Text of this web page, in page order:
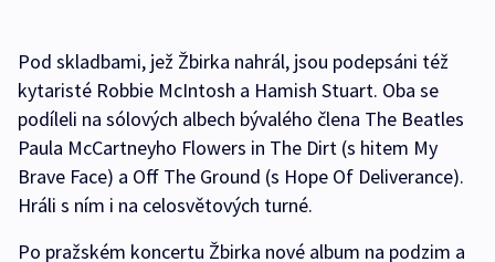
Pod skladbami, jež Žbirka nahrál, jsou podepsáni též
kytaristé Robbie McIntosh a Hamish Stuart. Oba se
podíleli na sólových albech bývalého člena The Beatles
Paula McCartneyho Flowers in The Dirt (s hitem My
Brave Face) a Off The Ground (s Hope Of Deliverance).
Hráli s ním i na celosvětových turné.
Po pražském koncertu Žbirka nové album na podzim a